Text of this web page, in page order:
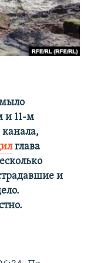
и 11-м
глава
и